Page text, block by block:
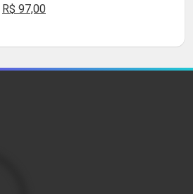
O
original
era:
R$ 97,00O
atual
é: